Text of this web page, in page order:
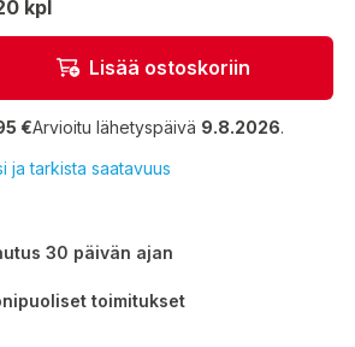
kpl
Lisää ostoskoriin
€Arvioitu lähetyspäivä 9.8.2026.
ja tarkista saatavuus
30 päivän ajan
toimitukset